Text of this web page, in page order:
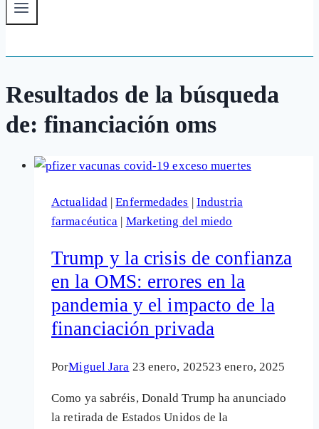
Resultados de la búsqueda
de: financiación oms
Actualidad |Enfermedades | Industria
farmacéutica | Marketing del miedo
Trump y la crisis de confianza
en la OMS: errores en la
pandemia y el impacto de la
financiación privada
PorMiguel Jara 23 enero, 202523 enero, 2025
Como ya sabréis, Donald Trump ha anunciado
la retirada de Estados Unidos de la